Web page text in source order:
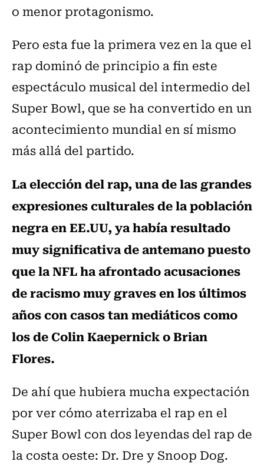
o menor protagonismo.
Pero esta fue la primera vez en la que el
rap dominó de principio a fin este
espectáculo musical del intermedio del
Super Bowl, que se ha convertido en un
acontecimiento mundial en sí mismo
más allá del partido.
La elección del rap, una de las grandes
expresiones culturales de la población
negra en EE.UU, ya había resultado
muy significativa de antemano puesto
que la NFL ha afrontado acusaciones
de racismo muy graves en los últimos
años con casos tan mediáticos como
los de Colin Kaepernick o Brian
Flores.
De ahí que hubiera mucha expectación
por ver cómo aterrizaba el rap en el
Super Bowl con dos leyendas del rap de
la costa oeste: Dr. Dre y Snoop Dog.